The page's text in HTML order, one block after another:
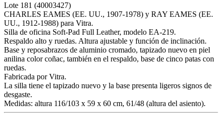
Lote 181 (40003427)
CHARLES EAMES (EE. UU., 1907-1978) y RAY EAMES (EE.
UU., 1912-1988) para Vitra.
Silla de oficina Soft-Pad Full Leather, modelo EA-219.
Respaldo alto y ruedas. Altura ajustable y función de inclinación.
Base y reposabrazos de aluminio cromado, tapizado nuevo en piel
anilina color coñac, también en el respaldo, base de cinco patas con
ruedas.
Fabricada por Vitra.
La silla tiene el tapizado nuevo y la base presenta ligeros signos de
desgaste.
Medidas: altura 116/103 x 59 x 60 cm, 61/48 (altura del asiento).